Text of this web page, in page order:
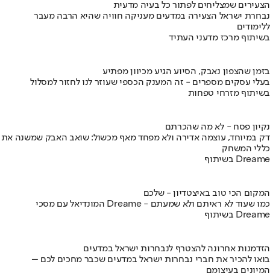
הצעירים שמצליחים לפתור כל בעיה מדעית
נבחרת ישראל הצעירה במדעים מעניקה חוויה שהיא הרבה מעבר
ללימודים
בשיתוף מרכז מדעני העתיד
בזמן שהצפון נאבק, הסיוע הגיע מכיוון מפתיע
בעלי עסקים מספרים - זה המענק הכספי שעוזר לנו לחזור למסלול
בשיתוף מזרחי טפחות
נקיון פסח - לא מה שהכרתם
דק במיוחד, עוצמה אדירה ולא מפחד מאף מכשול: שואב האבק שמשנה את
כללי המשחק
בשיתוף Dreame
המקום הכי טוב באיצטדיון - שלכם
המונדיאל עם מסכי Dreame - כמו שעוד לא ראיתם ולא שמעתם
בשיתוף Dreame
הזדמנות אחרונה להצטרף לנבחרות ישראל במדעים
בואו להכיר את חברי נבחרות ישראל במדעים שכבר מחכים לכם –
המיונים בעיצומם